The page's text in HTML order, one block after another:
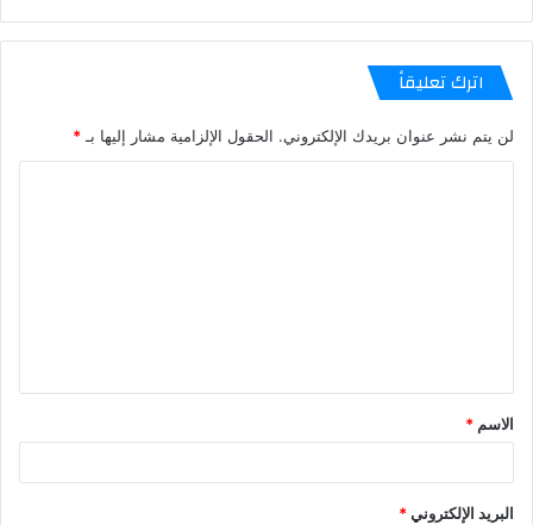
اترك تعليقاً
لن يتم نشر عنوان بريدك الإلكتروني. الحقول الإلزامية مشار إليها بـ*
الاسم *
البريد الإلكتروني*